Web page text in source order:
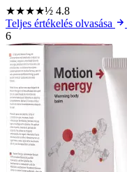
★★★★½ 4.8
Teljes értékelés olvasása
6